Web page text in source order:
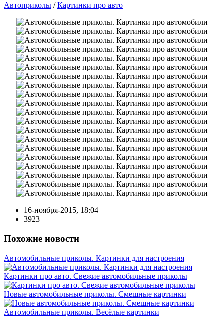
Автоприколы /Картинки про авто
16-ноября-2015, 18:04
3923
Похожие новости
Автомобильные приколы. Картинки для настроения
Картинки про авто. Свежие автомобильные приколы
Новые автомобильные приколы. Смешные картинки
Автомобильные приколы. Весёлые картинки